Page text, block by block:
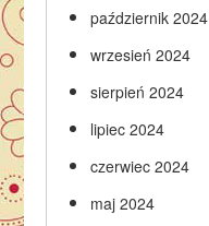
październik 2024
wrzesień 2024
sierpień 2024
lipiec 2024
czerwiec 2024
maj 2024